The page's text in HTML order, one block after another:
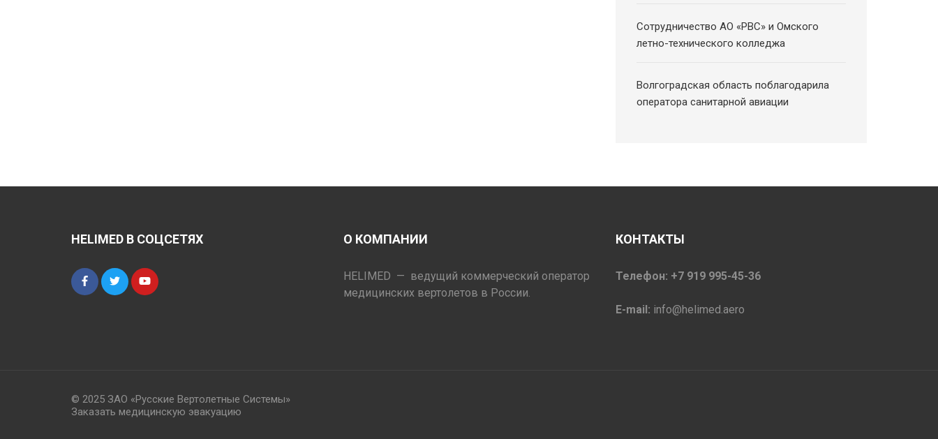
Сотрудничество АО «РВС» и Омского
летно-технического колледжа
Волгоградская область поблагодарила
оператора санитарной авиации
HELIMED В СОЦСЕТЯХ О КОМПАНИИ
HELIMED — ведущий коммерческий оператор
медицинских вертолетов в России.
КОНТАКТЫ
Телефон: +7 919 995-45-36
E-mail: info@helimed.aero
© 2025 ЗАО «Русские Вертолетные Системы»
Заказать медицинскую эвакуацию